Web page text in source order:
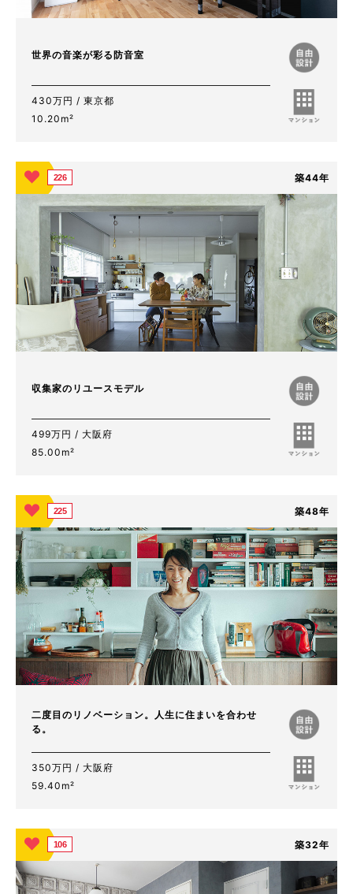
世界の音楽が彩る防音室
430万円 / 東京都
10.20m²
226 築44年
収集家のリユースモデル
499万円 / 大阪府
85.00m²
225 築48年
二度目のリノベーション。人生に住まいを合わせ
る。
350万円 / 大阪府
59.40m²
106 築32年